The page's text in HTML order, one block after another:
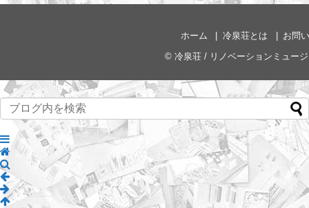
ホーム 冷泉荘とは
お問
© 冷泉荘 / リノベーションミュー